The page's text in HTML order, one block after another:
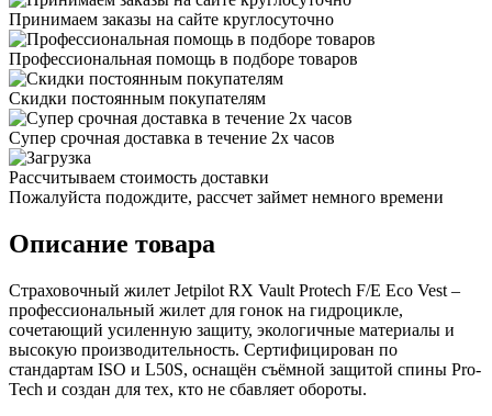
Принимаем заказы на сайте круглосуточно
Профессиональная помощь в подборе товаров
Скидки постоянным покупателям
Супер срочная доставка в течение 2х часов
Рассчитываем стоимость доставки
Пожалуйста подождите, рассчет займет немного времени
Описание товара
Страховочный жилет Jetpilot RX Vault Protech F/E Eco Vest –
профессиональный жилет для гонок на гидроцикле,
сочетающий усиленную защиту, экологичные материалы и
высокую производительность. Сертифицирован по
стандартам ISO и L50S, оснащён съёмной защитой спины Pro-
Tech и создан для тех, кто не сбавляет обороты.